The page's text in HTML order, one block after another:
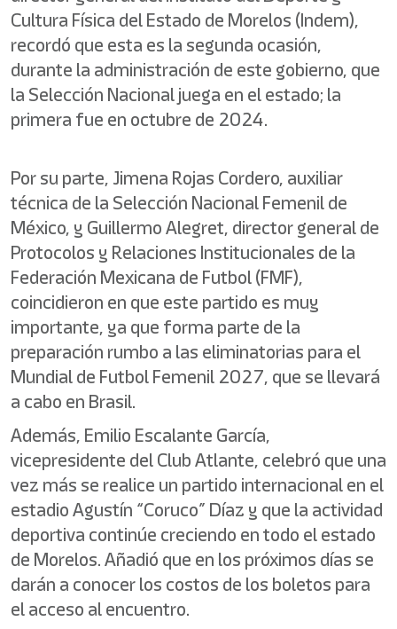
Cultura Física del Estado de Morelos (Indem),
recordó que esta es la segunda ocasión,
durante la administración de este gobierno, que
la Selección Nacional juega en el estado; la
primera fue en octubre de 2024.
Por su parte, Jimena Rojas Cordero, auxiliar
técnica de la Selección Nacional Femenil de
México, y Guillermo Alegret, director general de
Protocolos y Relaciones Institucionales de la
Federación Mexicana de Futbol (FMF),
coincidieron en que este partido es muy
importante, ya que forma parte de la
preparación rumbo a las eliminatorias para el
Mundial de Futbol Femenil 2027, que se llevará
a cabo en Brasil.
Además, Emilio Escalante García,
vicepresidente del Club Atlante, celebró que una
vez más se realice un partido internacional en el
estadio Agustín “Coruco” Díaz y que la actividad
deportiva continúe creciendo en todo el estado
de Morelos. Añadió que en los próximos días se
darán a conocer los costos de los boletos para
el acceso al encuentro.